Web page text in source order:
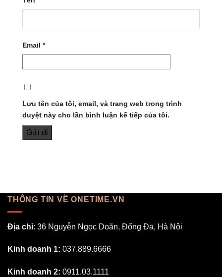
Email *
Lưu tên của tôi, email, và trang web trong trình
duyệt này cho lần bình luận kế tiếp của tôi.
THÔNG TIN VỀ ONETIME.VN
Địa chỉ: 36 Nguyễn Ngọc Doãn, Đống Đa, Hà Nội
Kinh doanh 1: 037.889.6666
Kinh doanh 2: 0911.03.1111